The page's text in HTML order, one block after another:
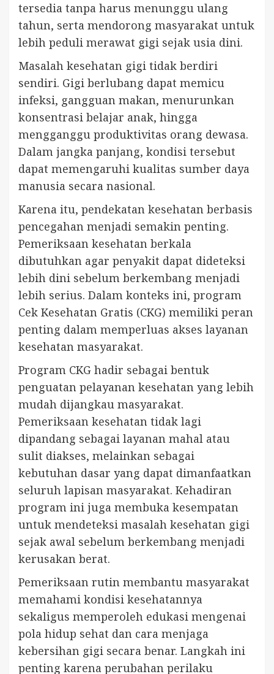
tersedia tanpa harus menunggu ulang
tahun, serta mendorong masyarakat untuk
lebih peduli merawat gigi sejak usia dini.
Masalah kesehatan gigi tidak berdiri
sendiri. Gigi berlubang dapat memicu
infeksi, gangguan makan, menurunkan
konsentrasi belajar anak, hingga
mengganggu produktivitas orang dewasa.
Dalam jangka panjang, kondisi tersebut
dapat memengaruhi kualitas sumber daya
manusia secara nasional.
Karena itu, pendekatan kesehatan berbasis
pencegahan menjadi semakin penting.
Pemeriksaan kesehatan berkala
dibutuhkan agar penyakit dapat dideteksi
lebih dini sebelum berkembang menjadi
lebih serius. Dalam konteks ini, program
Cek Kesehatan Gratis (CKG) memiliki peran
penting dalam memperluas akses layanan
kesehatan masyarakat.
Program CKG hadir sebagai bentuk
penguatan pelayanan kesehatan yang lebih
mudah dijangkau masyarakat.
Pemeriksaan kesehatan tidak lagi
dipandang sebagai layanan mahal atau
sulit diakses, melainkan sebagai
kebutuhan dasar yang dapat dimanfaatkan
seluruh lapisan masyarakat. Kehadiran
program ini juga membuka kesempatan
untuk mendeteksi masalah kesehatan gigi
sejak awal sebelum berkembang menjadi
kerusakan berat.
Pemeriksaan rutin membantu masyarakat
memahami kondisi kesehatannya
sekaligus memperoleh edukasi mengenai
pola hidup sehat dan cara menjaga
kebersihan gigi secara benar. Langkah ini
penting karena perubahan perilaku